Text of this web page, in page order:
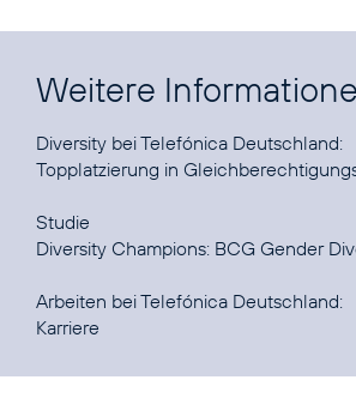
Weitere
Topplatzierung in
Diversity Champions: BCG Gender
Karriere